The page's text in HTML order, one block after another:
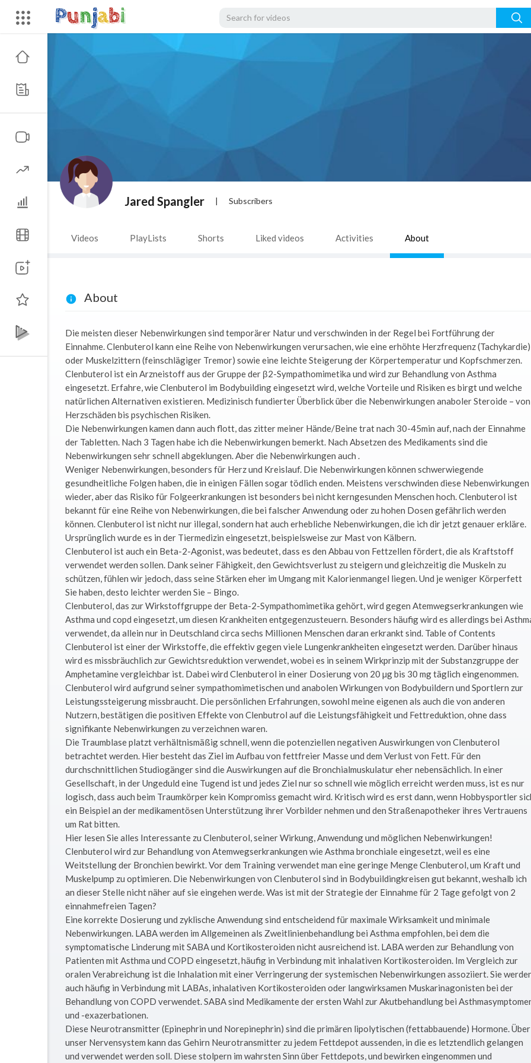
Jared Spangler | Subscribers
Videos PlayLists Shorts Liked videos Activities About
About
Die meisten dieser Nebenwirkungen sind temporärer Natur und verschwinden in der Regel bei Fortführung der
Einnahme. Clenbuterol kann eine Reihe von Nebenwirkungen verursachen, wie eine erhöhte Herzfrequenz (Tachykardie)
oder Muskelzittern (feinschlägiger Tremor) sowie eine leichte Steigerung der Körpertemperatur und Kopfschmerzen.
Clenbuterol ist ein Arzneistoff aus der Gruppe der β2-Sympathomimetika und wird zur Behandlung von Asthma
eingesetzt. Erfahre, wie Clenbuterol im Bodybuilding eingesetzt wird, welche Vorteile und Risiken es birgt und welche
natürlichen Alternativen existieren. Medizinisch fundierter Überblick über die Nebenwirkungen anaboler Steroide – von
Herzschäden bis psychischen Risiken.
Die Nebenwirkungen kamen dann auch flott, das zitter meiner Hände/Beine trat nach 30-45min auf, nach der Einnahme
der Tabletten. Nach 3 Tagen habe ich die Nebenwirkungen bemerkt. Nach Absetzen des Medikaments sind die
Nebenwirkungen sehr schnell abgeklungen. Aber die Nebenwirkungen auch .
Weniger Nebenwirkungen, besonders für Herz und Kreislauf. Die Nebenwirkungen können schwerwiegende
gesundheitliche Folgen haben, die in einigen Fällen sogar tödlich enden. Meistens verschwinden diese Nebenwirkungen
wieder, aber das Risiko für Folgeerkrankungen ist besonders bei nicht kerngesunden Menschen hoch. Clenbuterol ist
bekannt für eine Reihe von Nebenwirkungen, die bei falscher Anwendung oder zu hohen Dosen gefährlich werden
können. Clenbuterol ist nicht nur illegal, sondern hat auch erhebliche Nebenwirkungen, die ich dir jetzt genauer erkläre.
Ursprünglich wurde es in der Tiermedizin eingesetzt, beispielsweise zur Mast von Kälbern.
Clenbuterol ist auch ein Beta-2-Agonist, was bedeutet, dass es den Abbau von Fettzellen fördert, die als Kraftstoff
verwendet werden sollen. Dank seiner Fähigkeit, den Gewichtsverlust zu steigern und gleichzeitig die Muskeln zu
schützen, fühlen wir jedoch, dass seine Stärken eher im Umgang mit Kalorienmangel liegen. Und je weniger Körperfett
Sie haben, desto leichter werden Sie – Bingo.
Clenbuterol, das zur Wirkstoffgruppe der Beta-2-Sympathomimetika gehört, wird gegen Atemwegserkrankungen wie
Asthma und copd eingesetzt, um diesen Krankheiten entgegenzusteuern. Besonders häufig wird es allerdings bei
verwendet, da allein nur in Deutschland circa sechs Millionen Menschen daran erkrankt sind. Table of Contents
Clenbuterol ist einer der Wirkstoffe, die effektiv gegen viele Lungenkrankheiten eingesetzt werden. Darüber hinaus
wird es missbräuchlich zur Gewichtsreduktion verwendet, wobei es in seinem Wirkprinzip mit der Substanzgruppe der
Amphetamine vergleichbar ist. Dabei wird Clenbuterol in einer Dosierung von 20 µg bis 30 mg täglich eingenommen.
Clenbuterol wird aufgrund seiner sympathomimetischen und anabolen Wirkungen von Bodybuildern und Sportlern zur
Leistungssteigerung missbraucht. Die persönlichen Erfahrungen, sowohl meine eigenen als auch die von anderen
Nutzern, bestätigen die positiven Effekte von Clenbutrol auf die Leistungsfähigkeit und Fettreduktion, ohne dass
signifikante Nebenwirkungen zu verzeichnen waren.
Die Traumblase platzt verhältnismäßig schnell, wenn die potenziellen negativen Auswirkungen von Clenbuterol
betrachtet werden. Hier besteht das Ziel im Aufbau von fettfreier Masse und dem Verlust von Fett. Für den
durchschnittlichen Studiogänger sind die Auswirkungen auf die Bronchialmuskulatur eher nebensächlich. In einer
Gesellschaft, in der Ungeduld eine Tugend ist und jedes Ziel nur so schnell wie möglich erreicht werden muss, ist es nur
logisch, dass auch beim Traumkörper kein Kompromiss gemacht wird. Kritisch wird es erst dann, wenn Hobbysportler
ein Beispiel an der medikamentösen Unterstützung ihrer Vorbilder nehmen und den Straßenapotheker ihres Vertrauens
um Rat bitten.
Hier lesen Sie alles Interessante zu Clenbuterol, seiner Wirkung, Anwendung und möglichen Nebenwirkungen!
Clenbuterol wird zur Behandlung von Atemwegserkrankungen wie Asthma bronchiale eingesetzt, weil es eine
Weitstellung der Bronchien bewirkt. Vor dem Training verwendet man eine geringe Menge Clenbuterol, um Kraft und
Muskelpump zu optimieren. Die Nebenwirkungen von Clenbuterol sind in Bodybuildingkreisen gut bekannt, weshalb ich
an dieser Stelle nicht näher auf sie eingehen werde. Was ist mit der Strategie der Einnahme für 2 Tage gefolgt von 2
einnahmefreien Tagen?
Eine korrekte Dosierung und zyklische Anwendung sind entscheidend für maximale Wirksamkeit und minimale
Nebenwirkungen. LABA werden im Allgemeinen als Zweitlinienbehandlung bei Asthma empfohlen, bei dem die
symptomatische Linderung mit SABA und Kortikosteroiden nicht ausreichend ist. LABA werden zur Behandlung von
Patienten mit Asthma und COPD eingesetzt, häufig in Verbindung mit inhalativen Kortikosteroiden. Im Vergleich zur
oralen Verabreichung ist die Inhalation mit einer Verringerung der systemischen Nebenwirkungen assoziiert. Sie
auch häufig in Verbindung mit LABAs, inhalativen Kortikosteroiden oder langwirksamen Muskarinagonisten bei der
Behandlung von COPD verwendet. SABA sind Medikamente der ersten Wahl zur Akutbehandlung bei
und -exazerbationen.
Diese Neurotransmitter (Epinephrin und Norepinephrin) sind die primären lipolytischen (fettabbauende) Hormone. Über
unser Nervensystem kann das Gehirn Neurotransmitter zu jedem Fettdepot aussenden, in die es letztendlich gelangen
und verwendet werden soll. Diese stolpern im wahrsten Sinn über Fettdepots, und bewirken eingenommen und